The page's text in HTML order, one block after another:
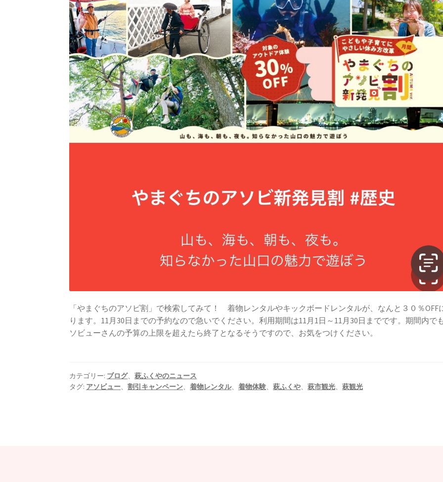
「やまぐちのアソビ割」で検索してみて！ 着物レンタルやキックボードレンタルが、なんと３０％OFF
ります。11月30日までの予約なので急いでください。利用期間は11月1日～11月30日までです。期間内で
ソビューさんの予算の上限を超えたら終了となるそうですので、お気をつけください。
カテゴリー: ブログ、萩ふくやのニュース
タグ: アソビュー 、割引キャンペーン 、着物レンタル、着物体験 、萩ふくや 、萩市観光 、萩観光